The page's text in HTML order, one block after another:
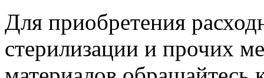
Для приобретения
стерилизации и прочих